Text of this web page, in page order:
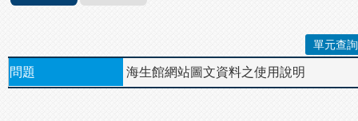
單元查詢
問題 海生館網站圖文資料之使用說明